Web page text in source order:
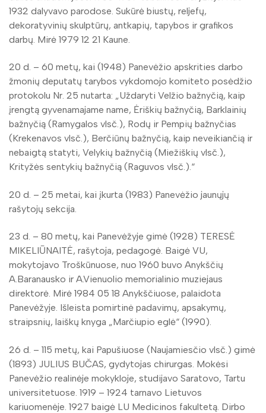
1932 dalyvavo parodose. Sukūrė biustų, reljefų,
dekoratyvinių skulptūrų, antkapių, tapybos ir grafikos
darbų. Mirė 1979 12 21 Kaune.
20 d. – 60 metų, kai (1948) Panevėžio apskrities darbo
žmonių deputatų tarybos vykdomojo komiteto posėdžio
protokolu Nr. 25 nutarta: „Uždaryti Velžio bažnyčią, kaip
įrengtą gyvenamajame name, Ėriškių bažnyčią, Barklainių
bažnyčią (Ramygalos vlsč.), Rodų ir Pempių bažnyčias
(Krekenavos vlsč.), Berčiūnų bažnyčią, kaip neveikiančią ir
nebaigtą statyti, Velykių bažnyčią (Miežiškių vlsč.),
Krityžės sentykių bažnyčią (Raguvos vlsč.).“
20 d. – 25 metai, kai įkurta (1983) Panevėžio jaunųjų
rašytojų sekcija.
23 d. – 80 metų, kai Panevėžyje gimė (1928) TERESĖ
MIKELIŪNAITĖ, rašytoja, pedagogė. Baigė VU,
mokytojavo Troškūnuose, nuo 1960 buvo Anykščių
A.Baranausko ir A.Vienuolio memorialinio muziejaus
direktorė. Mirė 1984 05 18 Anykščiuose, palaidota
Panevėžyje. Išleista pomirtinė padavimų, apsakymų,
straipsnių, laiškų knyga „Marčiupio eglė“ (1990).
26 d. – 115 metų, kai Papušiuose (Naujamiesčio vlsč.) gimė
(1893) JULIUS BUČAS, gydytojas chirurgas. Mokėsi
Panevėžio realinėje mokykloje, studijavo Saratovo, Tartu
universitetuose. 1919 – 1924 tarnavo Lietuvos
kariuomenėje. 1927 baigė LU Medicinos fakultetą. Dirbo